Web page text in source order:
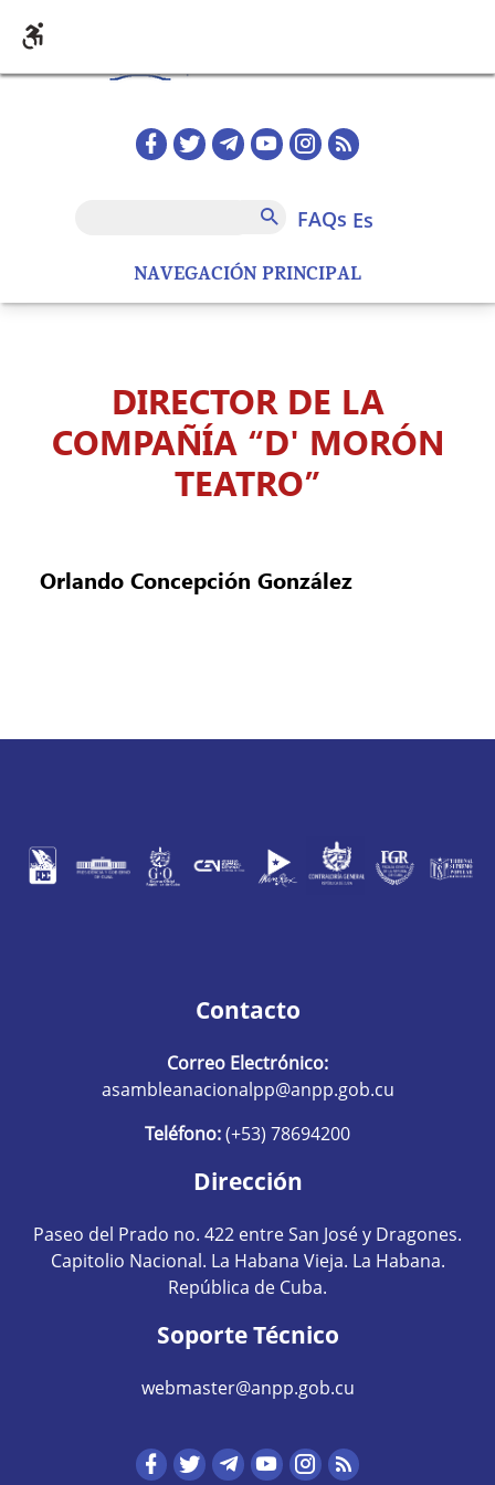
NAVEGACIÓN PRINCIPAL
Redes sociales home
FAQs
FAQs es
DIRECTOR DE LA
COMPAÑÍA “D' MORÓN
TEATRO”
Orlando Concepción González
Contacto
Correo Electrónico:
asambleanacionalpp@anpp.gob.cu
Teléfono:(+53) 78694200
Dirección
Paseo del Prado no. 422 entre San José y Dragones.
Capitolio Nacional. La Habana Vieja. La Habana.
República de Cuba.
Soporte Técnico
webmaster@anpp.gob.cu
Redes sociales